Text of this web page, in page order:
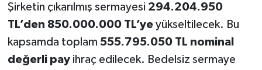
Şirketin çıkarılmış sermayesi 294.204.950
TL’den 850.000.000 TL’yeyükseltilecek. Bu
kapsamda toplam 555.795.050 TL nominal
değerli payihraç edilecek. Bedelsiz sermaye